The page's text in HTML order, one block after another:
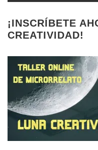
¡INSCRÍBETE
CREATIVIDAD!